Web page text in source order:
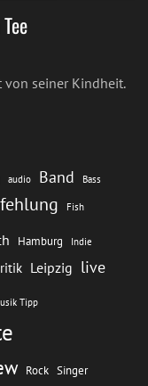
von seiner Kindheit.
audio Band Bass
Fish
Hamburg Indie
Leipzig live
Tipp
Rock Singer